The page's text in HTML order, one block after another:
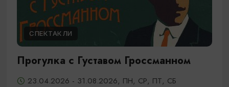
СПЕКТАКЛИ
Прогулка с Густавом Гроссманном
23.04.2026 - 31.08.2026, ПН, СР, ПТ, СБ